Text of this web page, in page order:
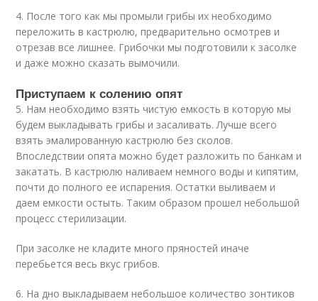
4. После того как мы промыли грибы их необходимо
переложить в кастрюлю, предварительно осмотрев и
отрезав все лишнее. Грибочки мы подготовили к засолке
и даже можно сказать вымочили.
Приступаем к солению опят
5. Нам необходимо взять чистую емкость в которую мы
будем выкладывать грибы и засаливать. Лучше всего
взять эмалированную кастрюлю без сколов.
Впоследствии опята можно будет разложить по банкам и
закатать. В кастрюлю наливаем немного воды и кипятим,
почти до полного ее испарения. Остатки выливаем и
даем емкости остыть. Таким образом прошел небольшой
процесс стерилизации.
При засолке не кладите много пряностей иначе
перебьется весь вкус грибов.
6. На дно выкладываем небольшое количество зонтиков